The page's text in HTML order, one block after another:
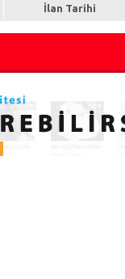
İlan Tarihi